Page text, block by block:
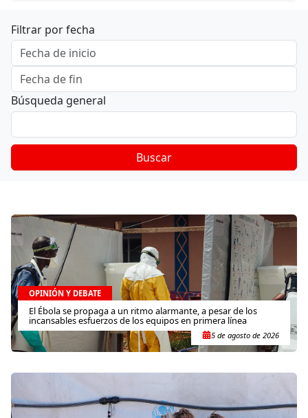
Filtrar por fecha
Búsqueda general
Buscar
OPINIÓN Y DEBATE
El Ébola se propaga a un ritmo alarmante, a pesar de los
incansables esfuerzos de los equipos en primera línea
5 de agosto de 2026